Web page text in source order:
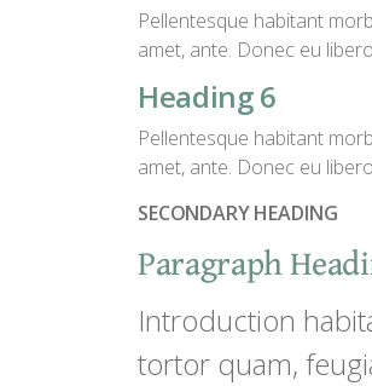
Pellentesque habitant
amet, ante. Donec eu
Heading 6
Pellentesque habitant
amet, ante. Donec eu
SECONDARY HEADING
Paragraph
Introduction
tortor quam,